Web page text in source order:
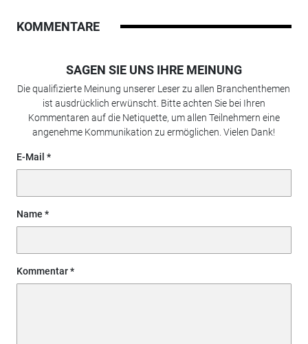
KOMMENTARE
SAGEN SIE UNS IHRE MEINUNG
Die qualifizierte Meinung unserer Leser zu allen Branchenthemen
ist ausdrücklich erwünscht. Bitte achten Sie bei Ihren
Kommentaren auf die Netiquette, um allen Teilnehmern eine
angenehme Kommunikation zu ermöglichen. Vielen Dank!
E-Mail
Name
Kommentar